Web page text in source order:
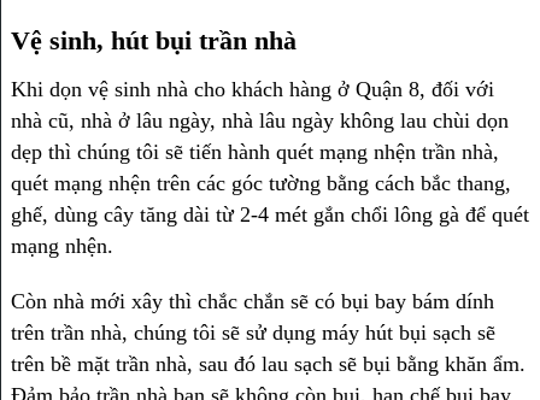
Vệ sinh, hút bụi trần nhà
Khi dọn vệ sinh nhà cho khách hàng ở Quận 8, đối với
nhà cũ, nhà ở lâu ngày, nhà lâu ngày không lau chùi dọn
dẹp thì chúng tôi sẽ tiến hành quét mạng nhện trần nhà,
quét mạng nhện trên các góc tường bằng cách bắc thang,
ghế, dùng cây tăng dài từ 2-4 mét gắn chổi lông gà để quét
mạng nhện.
Còn nhà mới xây thì chắc chắn sẽ có bụi bay bám dính
trên trần nhà, chúng tôi sẽ sử dụng máy hút bụi sạch sẽ
trên bề mặt trần nhà, sau đó lau sạch sẽ bụi bằng khăn ẩm.
Đảm bảo trần nhà bạn sẽ không còn bụi, hạn chế bụi bay